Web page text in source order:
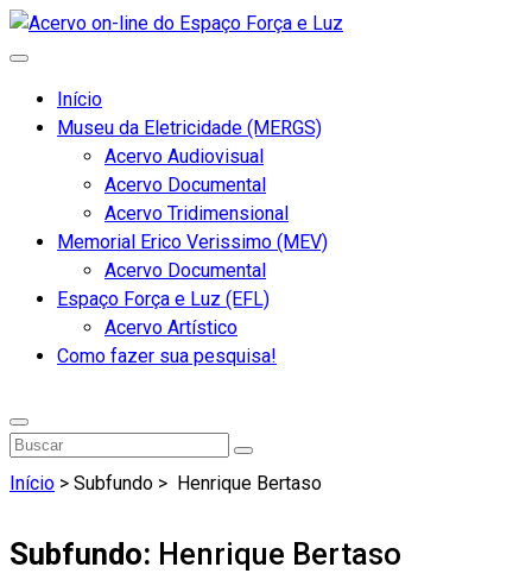
Início
Museu da Eletricidade (MERGS)
Acervo Audiovisual
Acervo Documental
Acervo Tridimensional
Memorial Erico Verissimo (MEV)
Acervo Documental
Espaço Força e Luz (EFL)
Acervo Artístico
Como fazer sua pesquisa!
Início > Subfundo > Henrique Bertaso
Subfundo: Henrique Bertaso